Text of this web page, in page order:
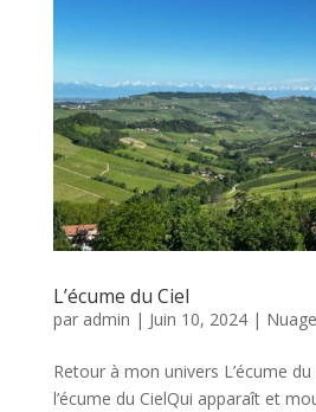
L’écume du Ciel
par admin | Juin 10, 2024|
Retour à mon univers L’écume
l’écume du CielQui apparaît et